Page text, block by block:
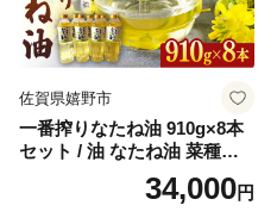
佐賀県嬉野市
一番搾りなたね油 910g×8本
セット / 油 なたね油 菜種油
ナタネ【山下製油】 [NBE00
34,000円